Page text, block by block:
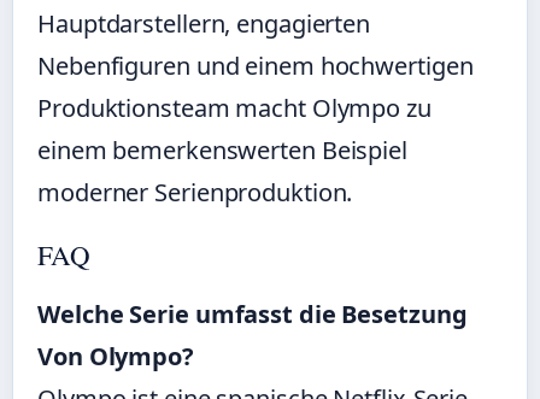
Hauptdarstellern, engagierten
Nebenfiguren und einem hochwertigen
Produktionsteam macht Olympo zu
einem bemerkenswerten Beispiel
moderner Serienproduktion.
FAQ
Welche Serie umfasst die Besetzung
Von Olympo?